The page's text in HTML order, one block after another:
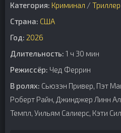
Категория: Криминал / Триллер
Страна: США
Год: 2026
Длительность: 1 ч 30 мин
Режиссёр: Чед Феррин
В ролях: Сьюзэн Привер, Пэт
Роберт Райн, Джинджер Линн
Темпл, Уильям Салиерс, Кэти